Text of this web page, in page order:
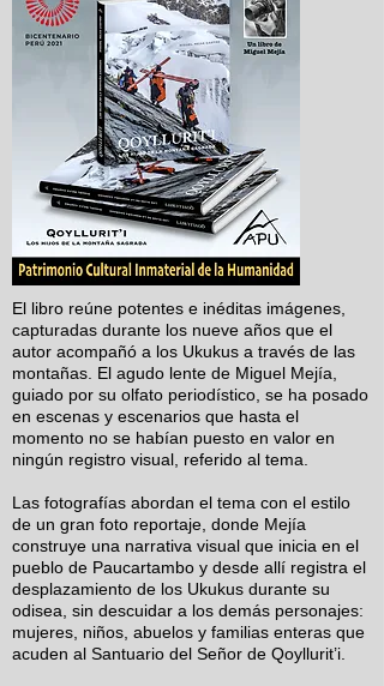
El libro reúne potentes e inéditas imágenes,
capturadas durante los nueve años que el
autor acompañó a los Ukukus a través de las
montañas. El agudo lente de Miguel Mejía,
guiado por su olfato periodístico, se ha posado
en escenas y escenarios que hasta el
momento no se habían puesto en valor en
ningún registro visual, referido al tema.
Las fotografías abordan el tema con el estilo
de un gran foto reportaje, donde Mejía
construye una narrativa visual que inicia en el
pueblo de Paucartambo y desde allí registra el
desplazamiento de los Ukukus durante su
odisea, sin descuidar a los demás personajes:
mujeres, niños, abuelos y familias enteras que
acuden al Santuario del Señor de Qoyllurit’i.